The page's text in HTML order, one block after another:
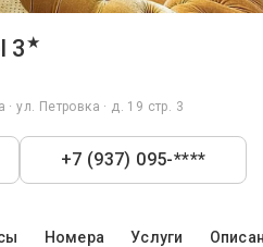
3★
ул. Петровка · д. 19 стр. 3
+7 (937) 095-****
Номера Услуги